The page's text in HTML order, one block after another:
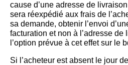
cause d’une adresse de
sera réexpédié aux frais de
sa demande, obtenir l’envoi
facturation et non à l’adresse
l’option prévue à cet effet sur le
Si l’acheteur est absent le jour